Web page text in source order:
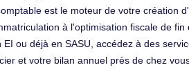
est le moteur de votre création
à l'optimisation fiscale de fin
ou déjà en SASU, accédez à des
et votre bilan annuel près de chez